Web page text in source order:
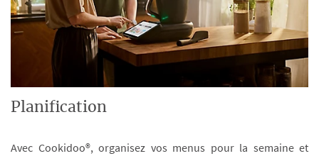
Planification
Avec Cookidoo®, organisez vos menus pour la semaine et